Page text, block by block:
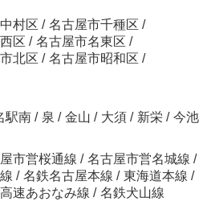
村区 / 名古屋市千種区 /
区 / 名古屋市名東区 /
北区 / 名古屋市昭和区 /
駅南 / 泉 / 金山 / 大須 / 新栄 / 今池
市営桜通線 / 名古屋市営名城線 /
/ 名鉄名古屋本線 / 東海道本線 /
速あおなみ線 / 名鉄犬山線